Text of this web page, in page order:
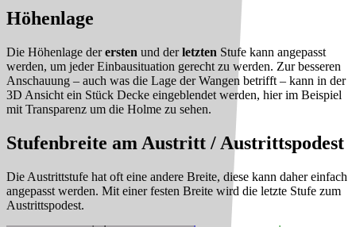
Höhenlage
Die Höhenlage derersten und derletzten Stufe kann angepasst
werden, um jeder Einbausituation gerecht zu werden. Zur besseren
Anschauung – auch was die Lage der Wangen betrifft – kann in der
3D Ansicht ein Stück Decke eingeblendet werden, hier im Beispiel
mit Transparenz um die Holme zu sehen.
Stufenbreite am Austritt / Austrittspodest
Die Austrittstufe hat oft eine andere Breite, diese kann daher einfach
angepasst werden. Mit einer festen Breite wird die letzte Stufe zum
Austrittspodest.